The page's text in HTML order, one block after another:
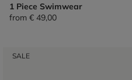
1 Piece Swimwear
from € 49,00
SALE